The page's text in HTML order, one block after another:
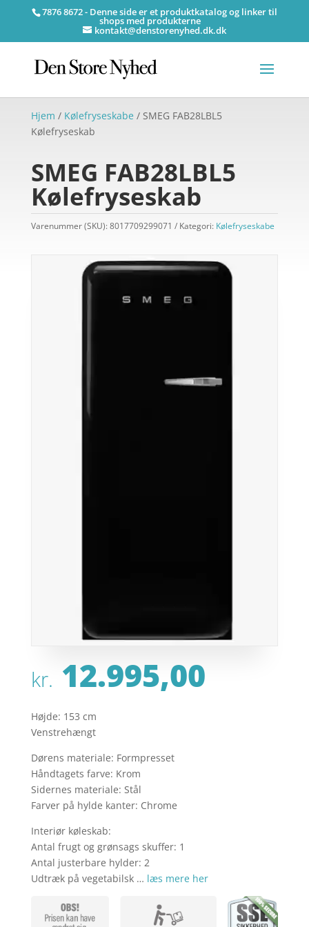
7876 8672 - Denne side er et produktkatalog og linker til
shops med produkterne
kontakt@denstorenyhed.dk.dk
Hjem / Kølefryseskabe / SMEG FAB28LBL5
Kølefryseskab
SMEG FAB28LBL5
Kølefryseskab
Varenummer (SKU): 8017709299071 Kategori: Kølefryseskabe
kr. 12.995,00
Højde: 153 cm
Venstrehængt
Dørens materiale: Formpresset
Håndtagets farve: Krom
Sidernes materiale: Stål
Farver på hylde kanter: Chrome
Interiør køleskab:
Antal frugt og grønsags skuffer: 1
Antal justerbare hylder: 2
Udtræk på vegetabilsk … læs mere her